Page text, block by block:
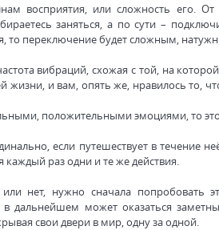
восприятия, или сложность его.
заняться, а по сути –
то переключение будет сложным,
вибраций, схожая с той, на
жизни, и вам, опять же, нравилось то,
положительными эмоциями, то это
если путешествует в течение
раз одни и те же действия.
нет, нужно сначала
дальнейшем может оказаться
свои двери в мир, одну за одной.